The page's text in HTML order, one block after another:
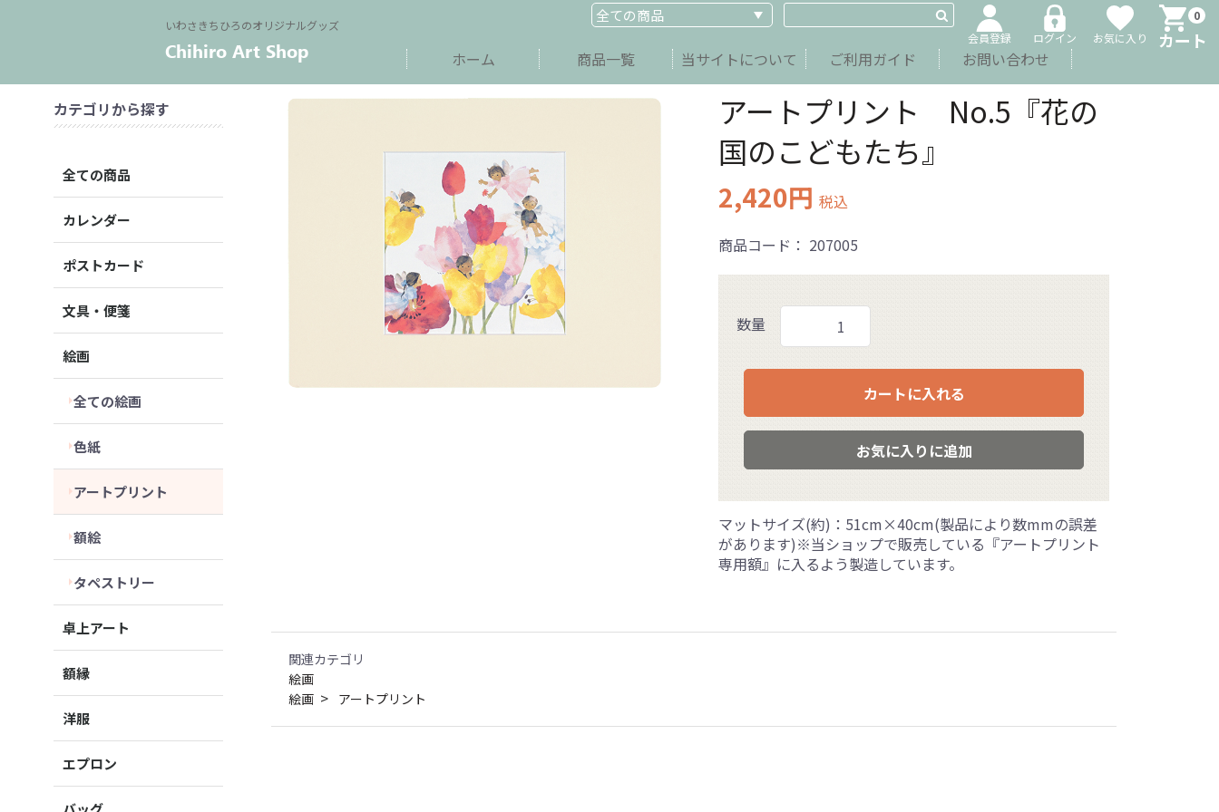
0
カート
お気に入り
ログイン
会員登録
いわさきちひろのオリジナルグッズ
ホーム 商品一覧 当サイトについて ご利用ガイド お問い合わせ
カテゴリから探す
全ての商品
カレンダー
ポストカード
文具・便箋
絵画
全ての絵画
色紙
アートプリント
額絵
タペストリー
卓上アート
額縁
洋服
エプロン
アートプリント No.5『花の
国のこどもたち』
2,420円 税込
商品コード： 207005
数量
カートに入れる
お気に入りに追加
マットサイズ(約)：51cm×40cm(製品により数mmの誤差
があります)※当ショップで販売している『アートプリント
専用額』に入るよう製造しています。
関連カテゴリ
絵画
絵画
アートプリント